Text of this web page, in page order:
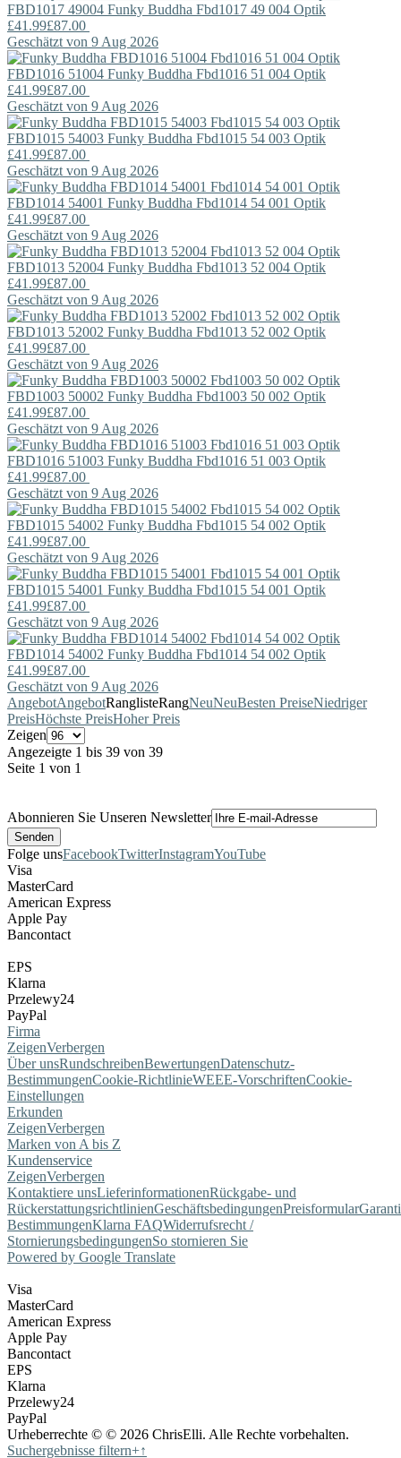
FBD1017 49004 Funky Buddha Fbd1017 49 004 Optik
£41.99£87.00
Geschätzt von 9 Aug 2026
FBD1016 51004 Funky Buddha Fbd1016 51 004 Optik
£41.99£87.00
Geschätzt von 9 Aug 2026
FBD1015 54003 Funky Buddha Fbd1015 54 003 Optik
£41.99£87.00
Geschätzt von 9 Aug 2026
FBD1014 54001 Funky Buddha Fbd1014 54 001 Optik
£41.99£87.00
Geschätzt von 9 Aug 2026
FBD1013 52004 Funky Buddha Fbd1013 52 004 Optik
£41.99£87.00
Geschätzt von 9 Aug 2026
FBD1013 52002 Funky Buddha Fbd1013 52 002 Optik
£41.99£87.00
Geschätzt von 9 Aug 2026
FBD1003 50002 Funky Buddha Fbd1003 50 002 Optik
£41.99£87.00
Geschätzt von 9 Aug 2026
FBD1016 51003 Funky Buddha Fbd1016 51 003 Optik
£41.99£87.00
Geschätzt von 9 Aug 2026
FBD1015 54002 Funky Buddha Fbd1015 54 002 Optik
£41.99£87.00
Geschätzt von 9 Aug 2026
FBD1015 54001 Funky Buddha Fbd1015 54 001 Optik
£41.99£87.00
Geschätzt von 9 Aug 2026
FBD1014 54002 Funky Buddha Fbd1014 54 002 Optik
£41.99£87.00
Geschätzt von 9 Aug 2026
AngebotAngebotRanglisteRangNeuNeuBesten PreiseNiedriger
PreisHöchste PreisHoher Preis
Zeigen
Angezeigte 1 bis 39 von 39
Seite 1 von 1
Abonnieren Sie Unseren Newsletter
Folge unsFacebookTwitterInstagramYouTube
Visa
MasterCard
American Express
Apple Pay
Bancontact
EPS
Klarna
Przelewy24
PayPal
Firma
ZeigenVerbergen
Über unsRundschreibenBewertungenDatenschutz-
BestimmungenCookie-RichtlinieWEEE-VorschriftenCookie-
Einstellungen
Erkunden
ZeigenVerbergen
Marken von A bis Z
Kundenservice
ZeigenVerbergen
Kontaktiere unsLieferinformationenRückgabe- und
RückerstattungsrichtlinienGeschäftsbedingungenPreisformular
BestimmungenKlarna FAQWiderrufsrecht /
StornierungsbedingungenSo stornieren Sie
Powered by Google Translate
Visa
MasterCard
American Express
Apple Pay
Bancontact
EPS
Klarna
Przelewy24
PayPal
Urheberrechte © © 2026 ChrisElli. Alle Rechte vorbehalten.
Suchergebnisse filtern+↑